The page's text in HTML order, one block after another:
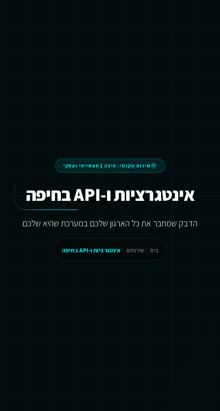
שירות מקומי: חיפה | תעשייתי ועסקי
אינטגרציות ו-API בחיפה
הדבק שמחבר את כל הארגון שלכם במערכת שהיא שלכם
בית שירותים אינטגרציות ו-API בחיפה